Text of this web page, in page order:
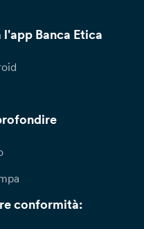
l'app Banca Etica
conformità: